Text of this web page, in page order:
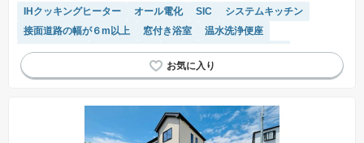
IHクッキングヒーター オール電化 SIC
システムキッチン
接面道路の幅が６m以上
窓付き浴室
温水洗浄便座
対面キッチン
高機能トイレ
モニター付きインターホン